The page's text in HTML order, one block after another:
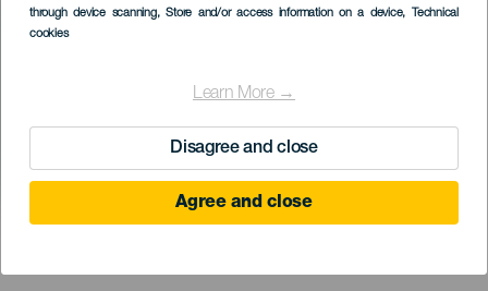
through device scanning, Store and/or access information on a device, Technical
cookies
Learn More →
Disagree and close
Agree and close